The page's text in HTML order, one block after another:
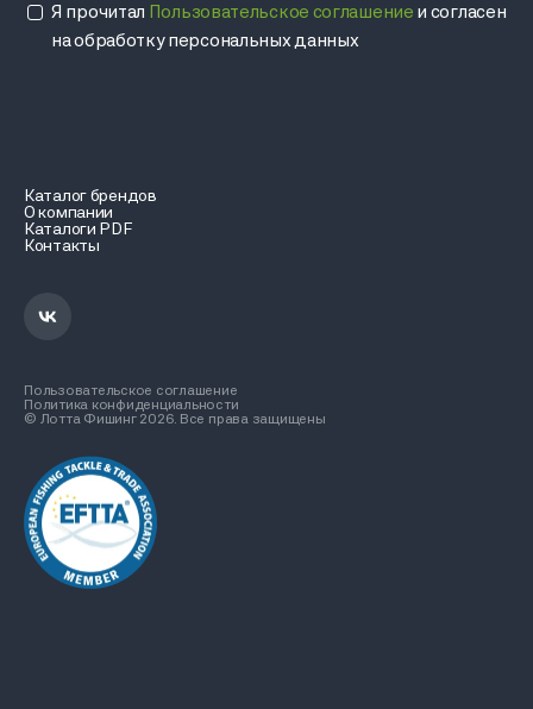
Каталог брендов
О компании
Каталоги PDF
Контакты
Пользовательское соглашение
Политика конфиденциальности
© Лотта Фишинг 2026. Все права защищены
Я прочитал Пользовательское соглашение и согласен
на обработку персональных данных